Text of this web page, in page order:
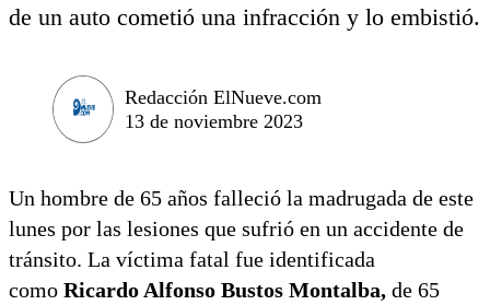
de un auto cometió una infracción y lo embistió.
Redacción ElNueve.com
13 de noviembre 2023
Un hombre de 65 años falleció la madrugada de este
lunes por las lesiones que sufrió en un accidente de
tránsito. La víctima fatal fue identificada
como Ricardo Alfonso Bustos Montalba, de 65